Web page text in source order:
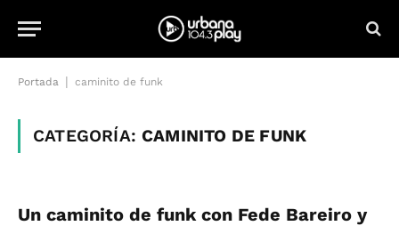
Portada caminito de funk
CATEGORÍA:CAMINITO DE FUNK
Un caminito de funk con Fede Bareiro y